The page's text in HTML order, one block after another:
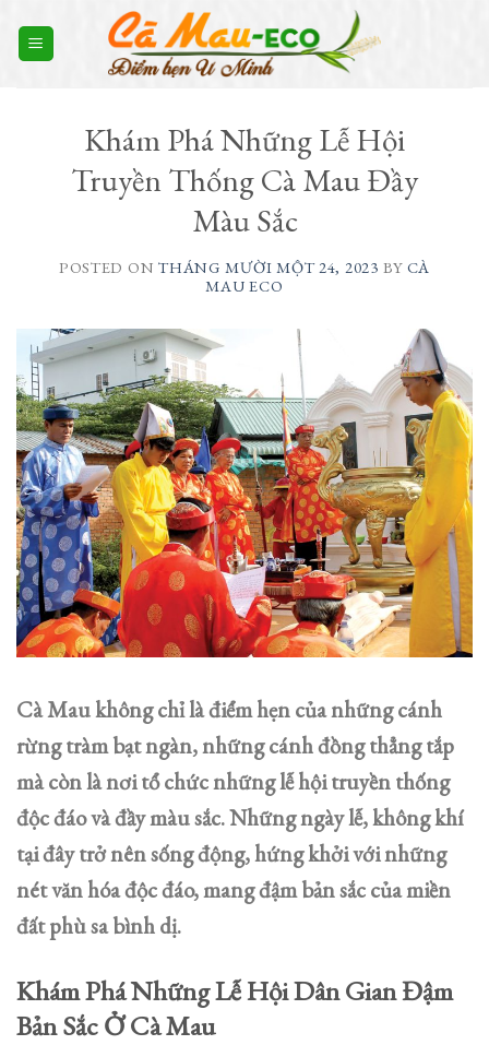
content
Khám Phá Những Lễ Hội
Truyền Thống Cà Mau Đầy
Màu Sắc
POSTED ONTHÁNG MƯỜI MỘT 24, 2023 BY CÀ
MAU ECO
Cà Mau không chỉ là điểm hẹn của những cánh
rừng tràm bạt ngàn, những cánh đồng thẳng tắp
mà còn là nơi tổ chức những lễ hội truyền thống
độc đáo và đầy màu sắc. Những ngày lễ, không khí
tại đây trở nên sống động, hứng khởi với những
nét văn hóa độc đáo, mang đậm bản sắc của miền
đất phù sa bình dị.
Khám Phá Những Lễ Hội Dân Gian Đậm
Bản Sắc Ở Cà Mau